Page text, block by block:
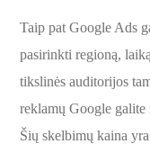
Taip pat Google Ads
pasirinkti regioną,
tikslinės auditorijos
reklamų Google
Šių skelbimų kaina